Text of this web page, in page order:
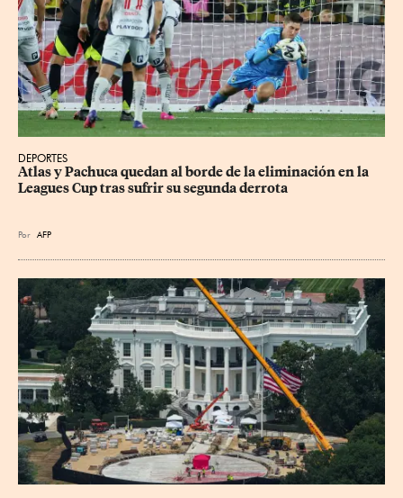
DEPORTES
Atlas y Pachuca quedan al borde de la eliminación en la
Leagues Cup tras sufrir su segunda derrota
Por AFP